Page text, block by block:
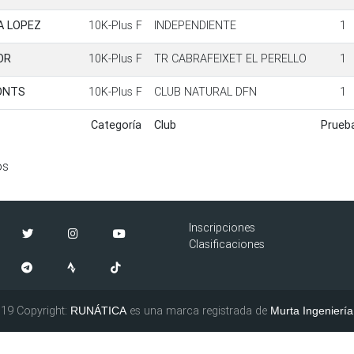
Categoría Club
LOPEZ 10K-Plus F INDEPENDIENTE 1
10K-Plus F TR CABRAFEIXET EL PERELLO 1
10K-Plus F CLUB NATURAL DFN 1
Categoría Club
Inscripciones
Clasificaciones
Copyright: RUNÁTICAes una marca registrada de Murta